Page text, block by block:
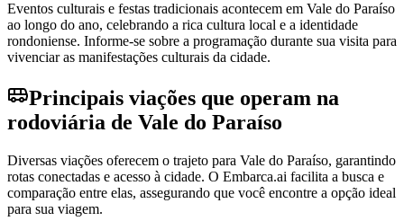
Eventos culturais e festas tradicionais acontecem em Vale do Paraíso
ao longo do ano, celebrando a rica cultura local e a identidade
rondoniense. Informe-se sobre a programação durante sua visita para
vivenciar as manifestações culturais da cidade.
Principais viações que operam na
rodoviária de Vale do Paraíso
Diversas viações oferecem o trajeto para Vale do Paraíso, garantindo
rotas conectadas e acesso à cidade. O Embarca.ai facilita a busca e
comparação entre elas, assegurando que você encontre a opção ideal
para sua viagem.